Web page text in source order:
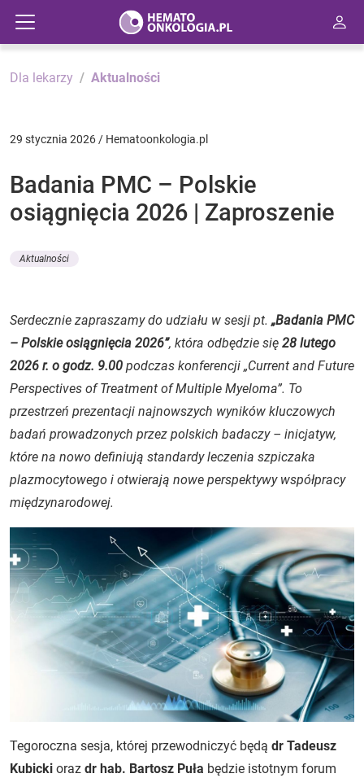
Dla lekarzy Aktualności
29 stycznia 2026 / Hematoonkologia.pl
Badania PMC – Polskie
osiągnięcia 2026 | Zaproszenie
Aktualności
Serdecznie zapraszamy do udziału w sesji pt. „Badania PMC
– Polskie osiągnięcia 2026”, która odbędzie się 28 lutego
2026 r. o godz. 9.00 podczas konferencji „Current and Future
Perspectives of Treatment of Multiple Myeloma”. To
przestrzeń prezentacji najnowszych wyników kluczowych
badań prowadzonych przez polskich badaczy – inicjatyw,
które na nowo definiują standardy leczenia szpiczaka
plazmocytowego i otwierają nowe perspektywy współpracy
międzynarodowej.
Tegoroczna sesja, której przewodniczyć będą dr Tadeusz
Kubicki oraz dr hab. Bartosz Puła będzie istotnym forum